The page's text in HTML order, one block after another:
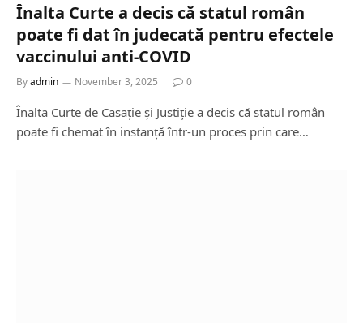
Înalta Curte a decis că statul român
poate fi dat în judecată pentru efectele
vaccinului anti-COVID
Byadmin November 3, 2025 0
Înalta Curte de Casație și Justiție a decis că statul român
poate fi chemat în instanță într-un proces prin care…